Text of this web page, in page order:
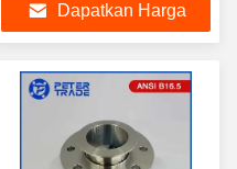
Flange 400LB Untuk
Pabrik Kimia
Dapatkan Harga